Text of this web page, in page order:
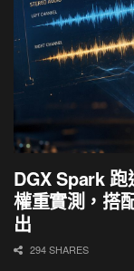
DGX Spark
權重實測，搭
出
294 SHARES